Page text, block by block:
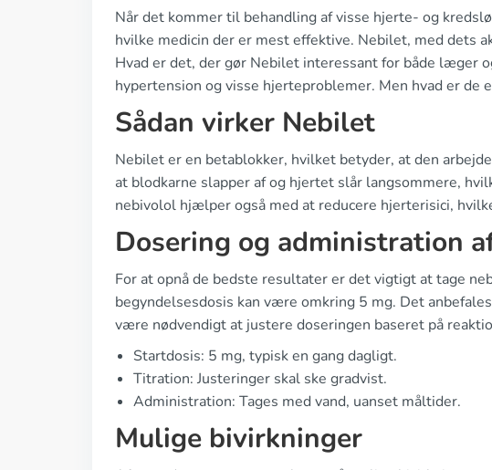
Når det kommer til behandling af visse hjerte- og
hvilke medicin der er mest effektive. Nebilet, med dets
Hvad er det, der gør Nebilet interessant for både læger
hypertension og visse hjerteproblemer. Men hvad er de
Sådan virker Nebilet
Nebilet er en betablokker, hvilket betyder, at den
at blodkarne slapper af og hjertet slår langsommere,
nebivolol hjælper også med at reducere hjerterisici,
Dosering og administration
For at opnå de bedste resultater er det vigtigt at tage
begyndelsesdosis kan være omkring 5 mg. Det
være nødvendigt at justere doseringen baseret på
Startdosis: 5 mg, typisk en gang dagligt.
Titration: Justeringer skal ske gradvist.
Administration: Tages med vand, uanset måltider.
Mulige bivirkninger